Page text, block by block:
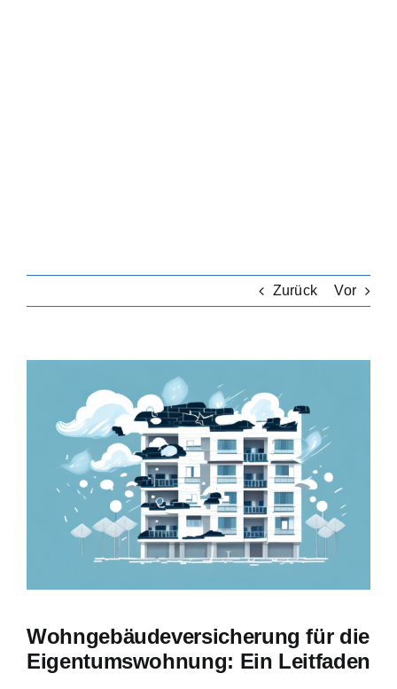
Hausratversicherung
Berufsunfähigkeitsversicherung
Weitere Tarifvergleiche
Zurück Vor
grösseres
Wohngebäudeversicherung für die
Eigentumswohnung: Ein Leitfaden